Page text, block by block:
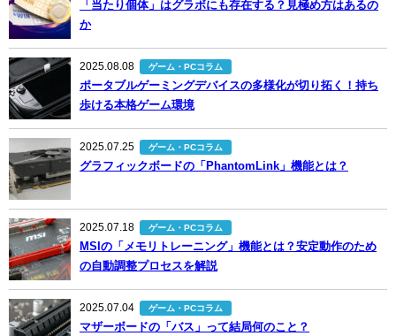
「当たり個体」はグラボにも存在する？見極め方はあるの
か
2025.08.08 ゲーム・PCコラム
ポータブルゲーミングデバイスの多様化が切り拓く！持ち
歩ける本格ゲーム環境
2025.07.25 ゲーム・PCコラム
グラフィックボードの「PhantomLink」機能とは？
2025.07.18 ゲーム・PCコラム
MSIの「メモリトレーニング」機能とは？安定動作のため
の自動調整プロセスを解説
2025.07.04 ゲーム・PCコラム
マザーボードの「バス」って結局何のこと？